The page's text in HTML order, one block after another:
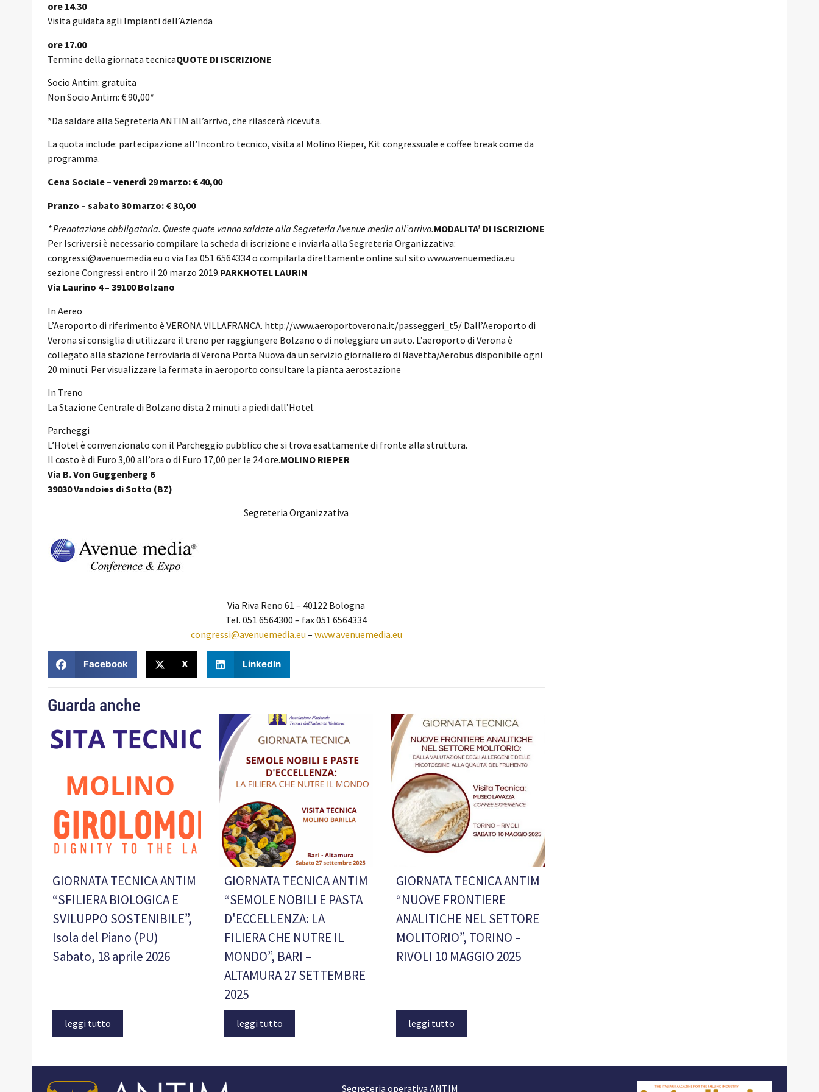
ore 14.30
Visita guidata agli Impianti dell’Azienda
ore 17.00
Termine della giornata tecnicaQUOTE DI ISCRIZIONE
Socio Antim: gratuita
Non Socio Antim: € 90,00*
*Da saldare alla Segreteria ANTIM all’arrivo, che rilascerà ricevuta.
La quota include: partecipazione all’Incontro tecnico, visita al Molino Rieper, Kit congressuale e coffee break come da
programma.
Cena Sociale – venerdì 29 marzo: € 40,00
Pranzo – sabato 30 marzo: € 30,00
*Prenotazione obbligatoria. Queste quote vanno saldate alla Segreteria Avenue media all’arrivo.MODALITA’ DI ISCRIZIONE
Per Iscriversi è necessario compilare la scheda di iscrizione e inviarla alla Segreteria Organizzativa:
congressi@avenuemedia.eu o via fax 051 6564334 o compilarla direttamente online sul sito www.avenuemedia.eu
sezione Congressi entro il 20 marzo 2019.PARKHOTEL LAURIN
Via Laurino 4 – 39100 Bolzano
In Aereo
L’Aeroporto di riferimento è VERONA VILLAFRANCA. http://www.aeroportoverona.it/passeggeri_t5/ Dall’Aeroporto di
Verona si consiglia di utilizzare il treno per raggiungere Bolzano o di noleggiare un auto. L’aeroporto di Verona è
collegato alla stazione ferroviaria di Verona Porta Nuova da un servizio giornaliero di Navetta/Aerobus disponibile ogni
20 minuti. Per visualizzare la fermata in aeroporto consultare la pianta aerostazione
In Treno
La Stazione Centrale di Bolzano dista 2 minuti a piedi dall’Hotel.
Parcheggi
L’Hotel è convenzionato con il Parcheggio pubblico che si trova esattamente di fronte alla struttura.
Il costo è di Euro 3,00 all’ora o di Euro 17,00 per le 24 ore.MOLINO RIEPER
Via B. Von Guggenberg 6
39030 Vandoies di Sotto (BZ)
Segreteria Organizzativa
Via Riva Reno 61 – 40122 Bologna
Tel. 051 6564300 – fax 051 6564334
congressi@avenuemedia.eu – www.avenuemedia.eu
Facebook X LinkedIn
Guarda anche
GIORNATA TECNICA ANTIM
“SFILIERA BIOLOGICA E
SVILUPPO SOSTENIBILE”,
Isola del Piano (PU)
Sabato, 18 aprile 2026
leggi tutto
GIORNATA TECNICA ANTIM
“SEMOLE NOBILI E PASTA
D'ECCELLENZA: LA
FILIERA CHE NUTRE IL
MONDO”, BARI –
ALTAMURA 27 SETTEMBRE
2025
leggi tutto
GIORNATA TECNICA ANTIM
“NUOVE FRONTIERE
ANALITICHE NEL SETTORE
MOLITORIO”, TORINO –
RIVOLI 10 MAGGIO 2025
leggi tutto
Segreteria operativa ANTIM